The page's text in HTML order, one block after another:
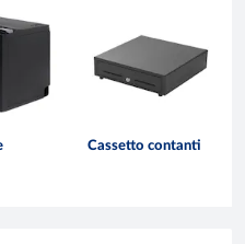
Cassetto contanti